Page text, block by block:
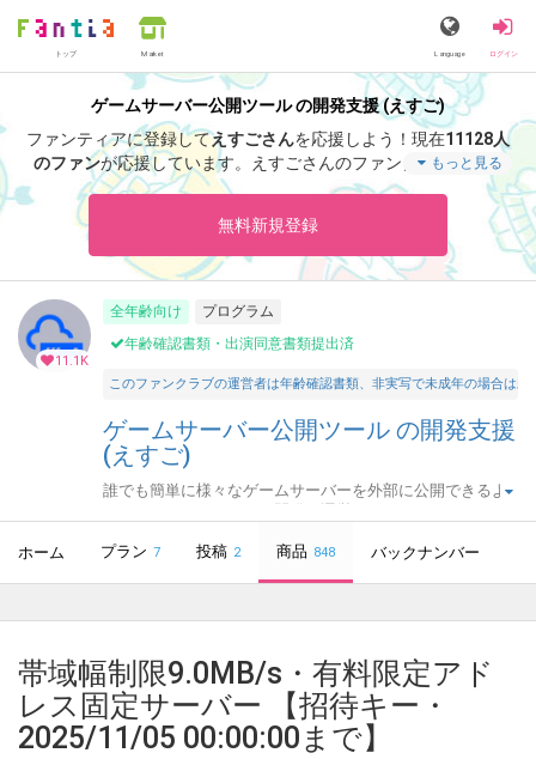
トップ Market Language ログイン
ゲームサーバー公開ツール の開発支援 (えすご)
ファンティアに登録してえすごさんを応援しよう！ 現在11128人
のファンが応援しています。 えすごさんのファンクラブ「えす
ご
」では、「サポート感謝！アドレス固定化「なし」・月額プラ
ンの招待キーです。
」などの特別なコンテンツをお楽しみいただ
けます。
もっと見る
無料新規登録
11.1K
全年齢向け
プログラム
年齢確認書類・出演同意書類提出済
このファンクラブの運営者は年齢確認書類、非実写で未成年の場合は
ゲームサーバー公開ツール の開発支援
(えすご)
誰でも簡単に様々なゲームサーバーを外部に公開できるよ
ホーム プラン 7 投稿 2 商品 848 バックナンバー
帯域幅制限9.0MB/s・有料限定アド
レス固定サーバー 【招待キー・
2025/11/05 00:00:00まで】